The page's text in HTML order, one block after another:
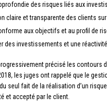
des risques liés aux
claire et transparente des clients
aux objectifs et au profil de
des investissements et une
précisé les contours
les juges ont rappelé que le
seul fait de la réalisation d’un
et accepté par le client.